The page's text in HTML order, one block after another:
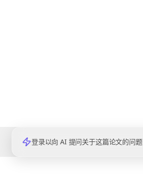
登录以向 AI 提问关于这篇论文的问题